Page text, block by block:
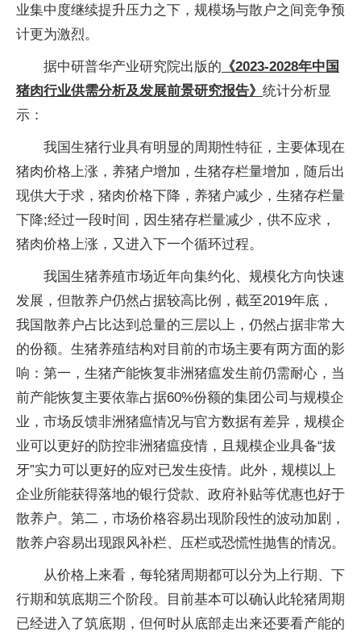
业集中度继续提升压力之下，规模场与散户之间竞争预
计更为激烈。
据中研普华产业研究院出版的 《2023-2028年中国
猪肉行业供需分析及发展前景研究报告》 统计分析显
示：
我国生猪行业具有明显的周期性特征，主要体现在
猪肉价格上涨，养猪户增加，生猪存栏量增加，随后出
现供大于求，猪肉价格下降，养猪户减少，生猪存栏量
下降;经过一段时间，因生猪存栏量减少，供不应求，
猪肉价格上涨，又进入下一个循环过程。
我国生猪养殖市场近年向集约化、规模化方向快速
发展，但散养户仍然占据较高比例，截至2019年底，
我国散养户占比达到总量的三层以上，仍然占据非常大
的份额。生猪养殖结构对目前的市场主要有两方面的影
响：第一，生猪产能恢复非洲猪瘟发生前仍需耐心，当
前产能恢复主要依靠占据60%份额的集团公司与规模企
业，市场反馈非洲猪瘟情况与官方数据有差异，规模企
业可以更好的防控非洲猪瘟疫情，且规模企业具备“拔
牙”实力可以更好的应对已发生疫情。此外，规模以上
企业所能获得落地的银行贷款、政府补贴等优惠也好于
散养户。第二，市场价格容易出现阶段性的波动加剧，
散养户容易出现跟风补栏、压栏或恐慌性抛售的情况。
从价格上来看，每轮猪周期都可以分为上行期、下
行期和筑底期三个阶段。目前基本可以确认此轮猪周期
已经进入了筑底期，但何时从底部走出来还要看产能的